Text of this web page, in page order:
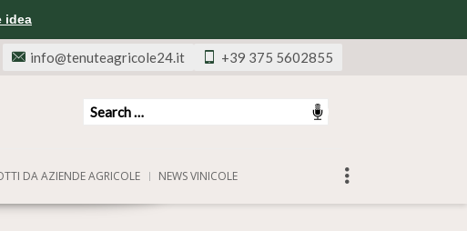
idea
+39 375 5602855
info@tenuteagricole24.it
DA AZIENDE AGRICOLE NEWS VINICOLE